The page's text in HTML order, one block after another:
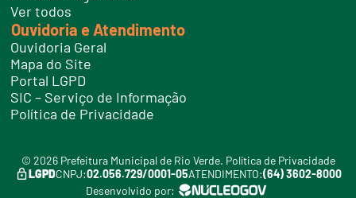
Ver todos
Ouvidoria e Atendimento
Ouvidoria Geral
Mapa do Site
Portal LGPD
SIC – Serviço de Informação
Política de Privacidade
© 2026 Prefeitura Municipal de Rio Verde. Política de Privacidade
LGPDCNPJ:02.056.729/0001-05ATENDIMENTO:(64) 3602-8000
Desenvolvido por: